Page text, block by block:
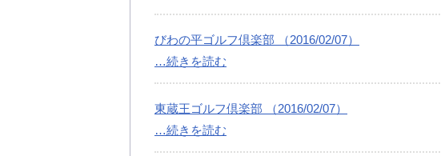
びわの平ゴルフ倶楽部 （2016/02/07）
…続きを読む
東蔵王ゴルフ倶楽部 （2016/02/07）
…続きを読む